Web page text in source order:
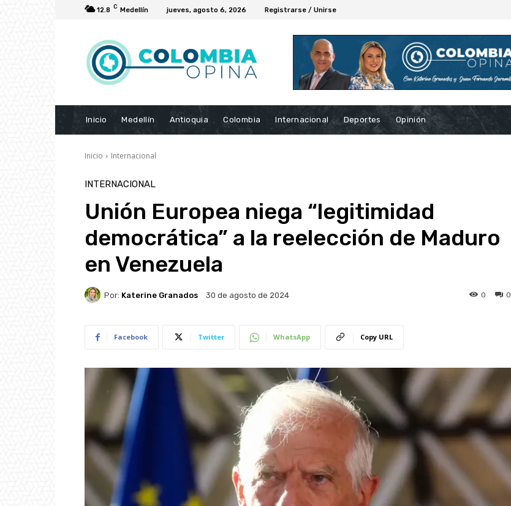
12.8 C Medellín jueves, agosto 6, 2026 Registrarse / Unirse
Inicio Medellín Antioquia Colombia Internacional Deportes Opinión
Inicio Internacional
INTERNACIONAL
Unión Europea niega “legitimidad
democrática” a la reelección de Maduro
en Venezuela
Por: Katerine Granados 30 de agosto de 2024 0
0
Facebook Twitter WhatsApp Copy URL